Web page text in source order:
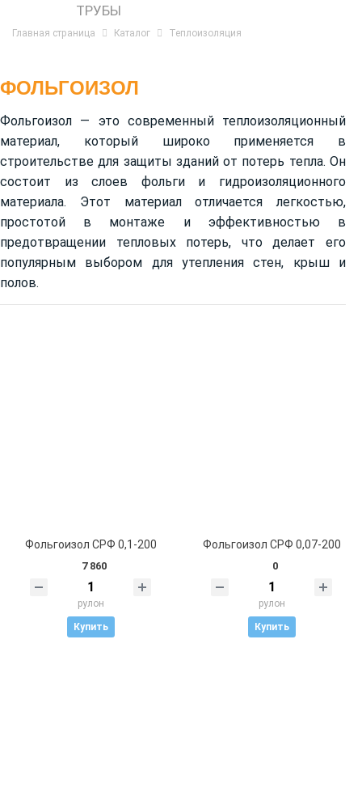
ТРУБЫ
Главная страница Каталог Теплоизоляция
ФОЛЬГОИЗОЛ
Фольгоизол — это современный теплоизоляционный
материал, который широко применяется в
строительстве для защиты зданий от потерь тепла. Он
состоит из слоев фольги и гидроизоляционного
материала. Этот материал отличается легкостью,
простотой в монтаже и эффективностью в
предотвращении тепловых потерь, что делает его
популярным выбором для утепления стен, крыш и
полов.
Фольгоизол СРФ 0,1-200
7 860
рулон
Купить
Фольгоизол СРФ 0,07-200
0
рулон
Купить